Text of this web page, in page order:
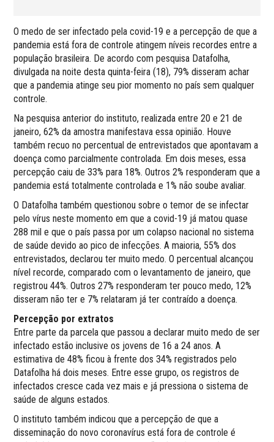
O medo de ser infectado pela covid-19 e a percepção de que a
pandemia está fora de controle atingem níveis recordes entre a
população brasileira. De acordo com pesquisa Datafolha,
divulgada na noite desta quinta-feira (18), 79% disseram achar
que a pandemia atinge seu pior momento no país sem qualquer
controle.
Na pesquisa anterior do instituto, realizada entre 20 e 21 de
janeiro, 62% da amostra manifestava essa opinião. Houve
também recuo no percentual de entrevistados que apontavam a
doença como parcialmente controlada. Em dois meses, essa
percepção caiu de 33% para 18%. Outros 2% responderam que a
pandemia está totalmente controlada e 1% não soube avaliar.
O Datafolha também questionou sobre o temor de se infectar
pelo vírus neste momento em que a covid-19 já matou quase
288 mil e que o país passa por um colapso nacional no sistema
de saúde devido ao pico de infecções. A maioria, 55% dos
entrevistados, declarou ter muito medo. O percentual alcançou
nível recorde, comparado com o levantamento de janeiro, que
registrou 44%. Outros 27% responderam ter pouco medo, 12%
disseram não ter e 7% relataram já ter contraído a doença.
Percepção por extratos
Entre parte da parcela que passou a declarar muito medo de ser
infectado estão inclusive os jovens de 16 a 24 anos. A
estimativa de 48% ficou à frente dos 34% registrados pelo
Datafolha há dois meses. Entre esse grupo, os registros de
infectados cresce cada vez mais e já pressiona o sistema de
saúde de alguns estados.
O instituto também indicou que a percepção de que a
disseminação do novo coronavírus está fora de controle é